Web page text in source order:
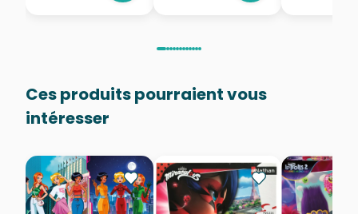
Ces produits pourraient vous
intéresser